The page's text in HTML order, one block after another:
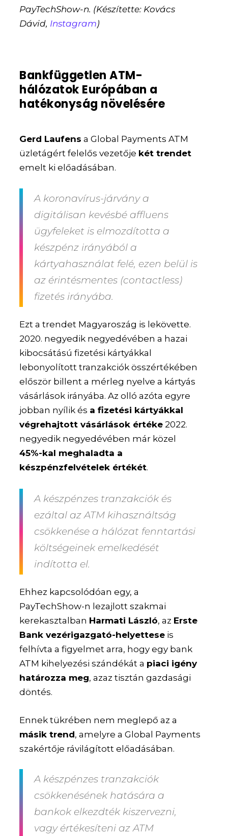
PayTechShow-n. (Készítette: Kovács
Dávid, Instagram)
Bankfüggetlen ATM-
hálózatok Európában a
hatékonyság növelésére
Gerd Laufens a Global Payments ATM
üzletágért felelős vezetője két trendet
emelt ki előadásában.
A koronavírus-járvány a
digitálisan kevésbé affluens
ügyfeleket is elmozdította a
készpénz irányából a
kártyahasználat felé, ezen belül is
az érintésmentes (contactless)
fizetés irányába.
Ezt a trendet Magyaroszág is lekövette.
2020. negyedik negyedévében a hazai
kibocsátású fizetési kártyákkal
lebonyolított tranzakciók összértékében
először billent a mérleg nyelve a kártyás
vásárlások irányába. Az olló azóta egyre
jobban nyílik és a fizetési kártyákkal
végrehajtott vásárlások értéke 2022.
negyedik negyedévében már közel
45%-kal meghaladta a
készpénzfelvételek értékét.
A készpénzes tranzakciók és
ezáltal az ATM kihasználtság
csökkenése a hálózat fenntartási
költségeinek emelkedését
indította el.
Ehhez kapcsolódóan egy, a
PayTechShow-n lezajlott szakmai
kerekasztalban Harmati László, az Erste
Bank vezérigazgató-helyettese is
felhívta a figyelmet arra, hogy egy bank
ATM kihelyezési szándékát a piaci igény
határozza meg, azaz tisztán gazdasági
döntés.
Ennek tükrében nem meglepő az a
másik trend, amelyre a Global Payments
szakértője rávilágított előadásában.
A készpénzes tranzakciók
csökkenésének hatására a
bankok elkezdték kiszervezni,
vagy értékesíteni az ATM